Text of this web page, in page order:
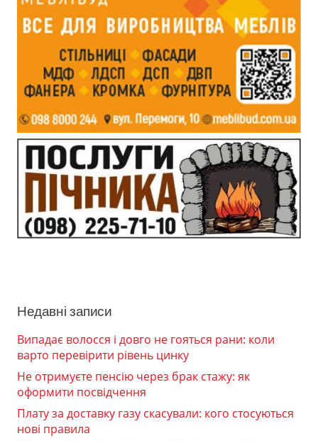
Недавні записи
Випадає волосся і довго не гояться рани: коли
варто перевірити рівень цинку
Не отримуєте пенсію через брак стажу: як
оформити посвідчення
Плату за доставку газу скасували: кого стосуються
нові правила